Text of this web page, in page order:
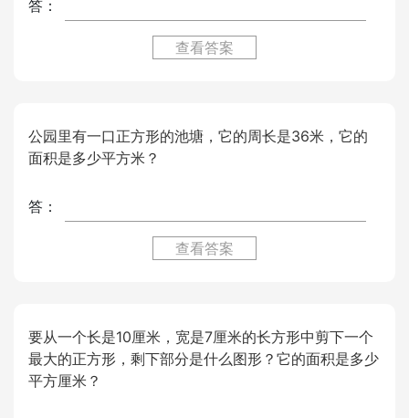
答：
查看答案
公园里有一口正方形的池塘，它的周长是36米，它的
面积是多少平方米？
答：
查看答案
要从一个长是10厘米，宽是7厘米的长方形中剪下一个
最大的正方形，剩下部分是什么图形？它的面积是多少
平方厘米？